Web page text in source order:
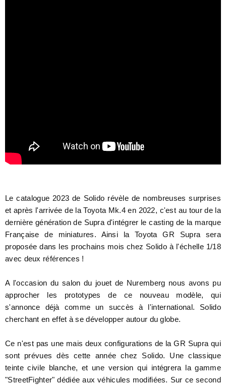
Le catalogue 2023 de Solido révèle de nombreuses surprises
et après l'arrivée de la Toyota Mk.4 en 2022, c'est au tour de la
dernière génération de Supra d'intégrer le casting de la marque
Française de miniatures. Ainsi la Toyota GR Supra sera
proposée dans les prochains mois chez Solido à l'échelle 1/18
avec deux références !
A l'occasion du salon du jouet de Nuremberg nous avons pu
approcher les prototypes de ce nouveau modèle, qui
s'annonce déjà comme un succès à l'international. Solido
cherchant en effet à se développer autour du globe.
Ce n'est pas une mais deux configurations de la GR Supra qui
sont prévues dès cette année chez Solido. Une classique
teinte civile blanche, et une version qui intégrera la gamme
"StreetFighter" dédiée aux véhicules modifiées. Sur ce second